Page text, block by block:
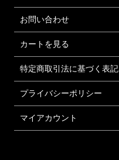
お問い合わせ
カートを見る
特定商取引法に基づく表記
プライバシーポリシー
マイアカウント